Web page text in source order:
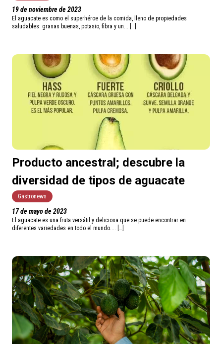
19 de noviembre de 2023
El aguacate es como el superhéroe de la comida, lleno de propiedades
saludables: grasas buenas, potasio, fibra y un... […]
Producto ancestral; descubre la
diversidad de tipos de aguacate
Gastronews
17 de mayo de 2023
El aguacate es una fruta versátil y deliciosa que se puede encontrar en
diferentes variedades en todo el mundo.... […]